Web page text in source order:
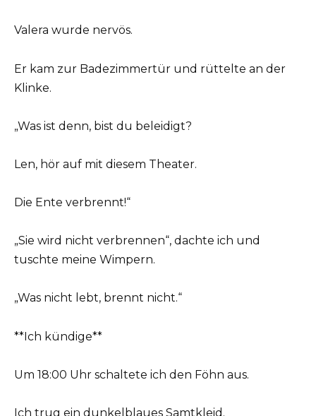
Valera wurde nervös.
Er kam zur Badezimmertür und rüttelte an der
Klinke.
„Was ist denn, bist du beleidigt?
Len, hör auf mit diesem Theater.
Die Ente verbrennt!“
„Sie wird nicht verbrennen“, dachte ich und
tuschte meine Wimpern.
„Was nicht lebt, brennt nicht.“
**Ich kündige**
Um 18:00 Uhr schaltete ich den Föhn aus.
Ich trug ein dunkelblaues Samtkleid.